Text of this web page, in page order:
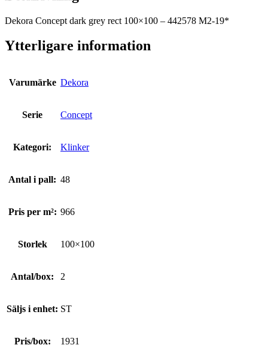
Dekora Concept dark grey rect 100×100 – 442578 M2-19*
Ytterligare information
Varumärke Dekora
Serie Concept
Kategori: Klinker
Antal i pall: 48
Pris per m²: 966
Storlek 100×100
Antal/box: 2
Säljs i enhet: ST
Pris/box: 1931